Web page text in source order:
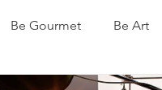
Be Gourmet Be Art